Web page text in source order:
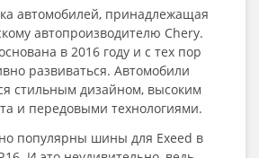
автомобилей, принадлежащая
автопроизводителю Chery.
в 2016 году и с тех пор
развиваться. Автомобили
стильным дизайном, высоким
и передовыми технологиями.
популярны шины для Exeed в